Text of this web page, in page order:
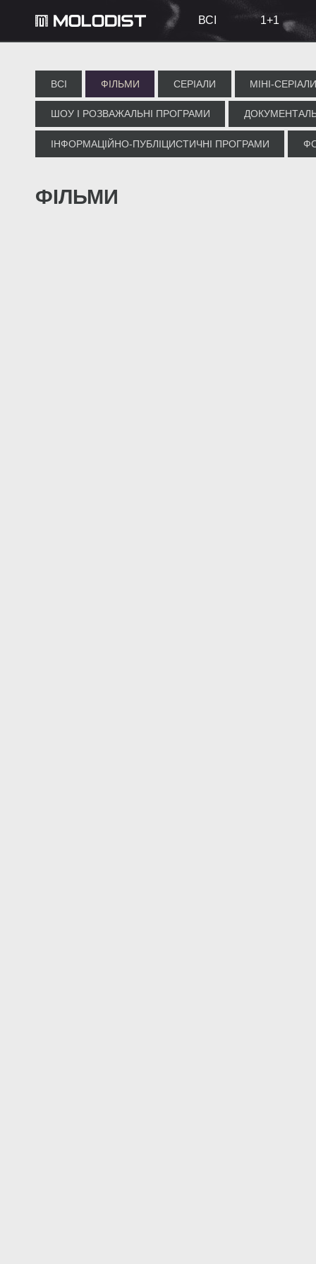
ВСІ 1+1
ВСІ ФІЛЬМИ СЕРІАЛИ МІНІ-
ШОУ І РОЗВАЖАЛЬНІ ПРОГРАМИ
ІНФОРМАЦІЙНО-ПУБЛІЦИСТИЧНІ ПРОГРАМИ
ФІЛЬМИ